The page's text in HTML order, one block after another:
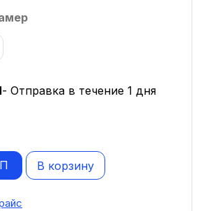
- Отправка в течение 1 дня
В корзину